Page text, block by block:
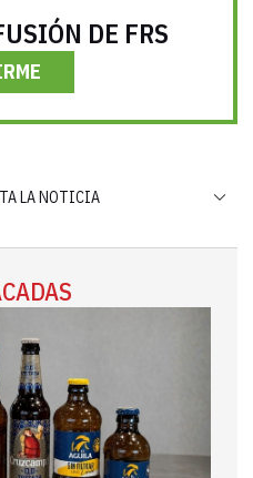
DE FRS
LA NOTICIA